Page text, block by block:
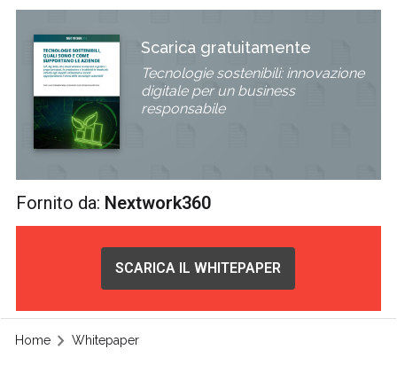
Scarica gratuitamente
Tecnologie sostenibili: innovazione
digitale per un business
responsabile
Fornito da: Nextwork360
SCARICA IL WHITEPAPER
Home Whitepaper